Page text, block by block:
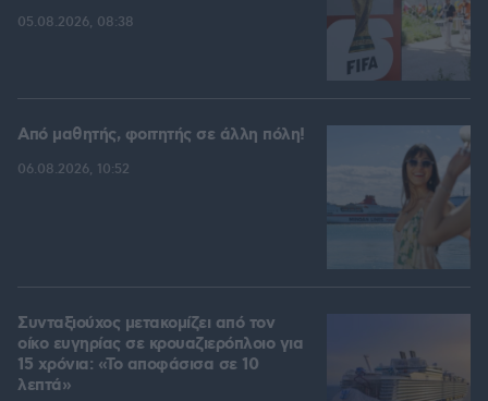
05.08.2026, 08:38
Από μαθητής, φοιτητής σε άλλη πόλη!
06.08.2026, 10:52
Συνταξιούχος μετακομίζει από τον
οίκο ευγηρίας σε κρουαζιερόπλοιο για
15 χρόνια: «Το αποφάσισα σε 10
λεπτά»